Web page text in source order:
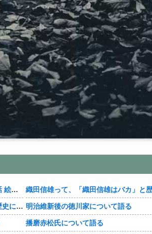
【おすすめ漫画】あくまでクジャクの話 絵が綺麗・・・・
織田信雄って、「織田信雄はバカ」と歴史に書かれているが今まで家が残っているんでバカではないよな？ 明治維新後の徳川家について語る
播磨赤松氏について語る